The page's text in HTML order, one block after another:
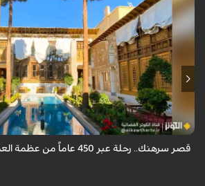
لأربعة عصور تاريخية وشاهداً على عبق العمارة الإيرانية.
قصر سرهنك.. رحلة عبر 450 عاماً من عظمة العمارة الإيرانية